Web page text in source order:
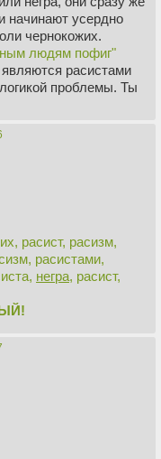
начинают усердно
чернокожих.
людям пофиг"
расистами
проблемы. Ты
расист, расизм,
расистами,
негра, расист,